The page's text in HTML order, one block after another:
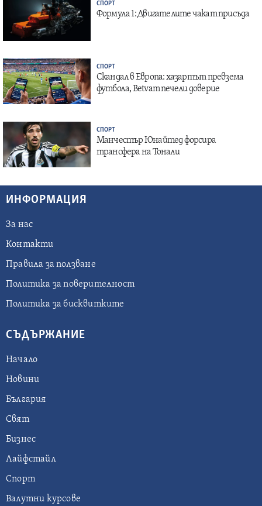
СПОРТ
Формула 1: Двигателите чакат присъда
СПОРТ
Скандал в Европа: хазартът превзема
футбола, Betvam печели доверие
СПОРТ
Манчестър Юнайтед форсира
трансфера на Тонали
ИНФОРМАЦИЯ
За нас
Контакти
Правила за ползване
Политика за поверителност
Политика за бисквитките
СЪДЪРЖАНИЕ
Начало
Новини
България
Свят
Бизнес
Лайфстайл
Спорт
Валутни курсове